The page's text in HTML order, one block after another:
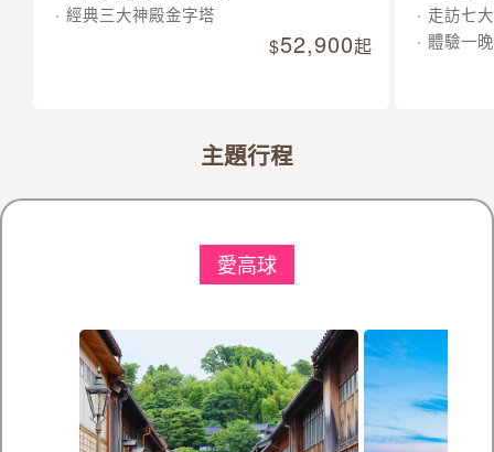
經典三大神殿金字塔
52,900起
走訪七
體驗一
愛高球
主題行程